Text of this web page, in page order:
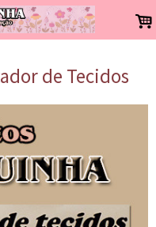
.
de Tecidos